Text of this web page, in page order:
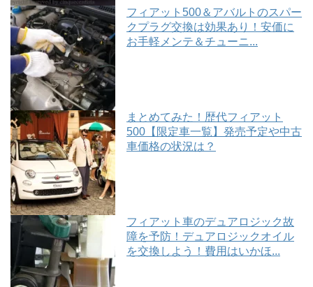
フィアット500＆アバルトのスパー
クプラグ交換は効果あり！安価に
お手軽メンテ＆チューニ...
まとめてみた！歴代フィアット
500【限定車一覧】発売予定や中古
車価格の状況は？
フィアット車のデュアロジック故
障を予防！デュアロジックオイル
を交換しよう！費用はいかほ...